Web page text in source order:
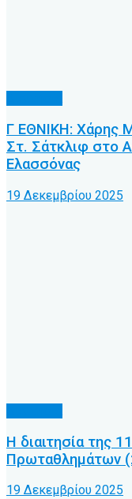
Γ ΕΘΝΙΚΗ: Χάρης
Στ. Σάτκλιφ στο
Ελασσόνας
19 Δεκεμβρίου 2025
Η διαιτησία της
Πρωταθλημάτων
19 Δεκεμβρίου 2025